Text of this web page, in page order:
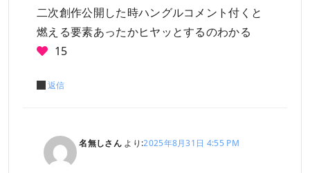
二次創作公開した時ハングルコメント付くと
燃える要素あったかヒヤッとするのわかる
15
返信
名無しさん より:2025年8月31日 4:55 PM